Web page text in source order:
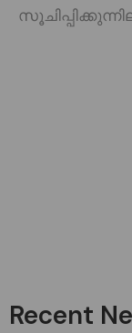
Recent